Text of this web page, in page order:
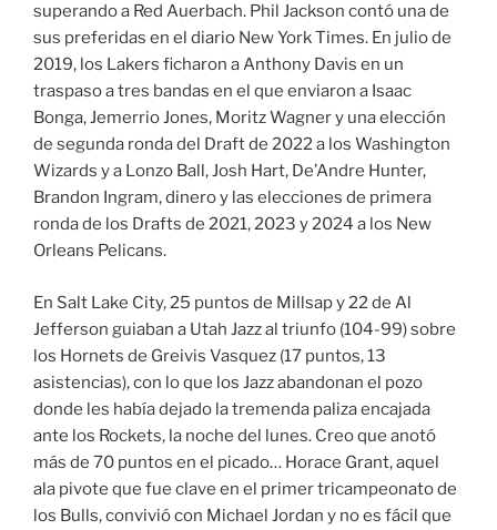
superando a Red Auerbach. Phil Jackson contó una de
sus preferidas en el diario New York Times. En julio de
2019, los Lakers ficharon a Anthony Davis en un
traspaso a tres bandas en el que enviaron a Isaac
Bonga, Jemerrio Jones, Moritz Wagner y una elección
de segunda ronda del Draft de 2022 a los Washington
Wizards y a Lonzo Ball, Josh Hart, De’Andre Hunter,
Brandon Ingram, dinero y las elecciones de primera
ronda de los Drafts de 2021, 2023 y 2024 a los New
Orleans Pelicans.
En Salt Lake City, 25 puntos de Millsap y 22 de Al
Jefferson guiaban a Utah Jazz al triunfo (104-99) sobre
los Hornets de Greivis Vasquez (17 puntos, 13
asistencias), con lo que los Jazz abandonan el pozo
donde les había dejado la tremenda paliza encajada
ante los Rockets, la noche del lunes. Creo que anotó
más de 70 puntos en el picado… Horace Grant, aquel
ala pivote que fue clave en el primer tricampeonato de
los Bulls, convivió con Michael Jordan y no es fácil que